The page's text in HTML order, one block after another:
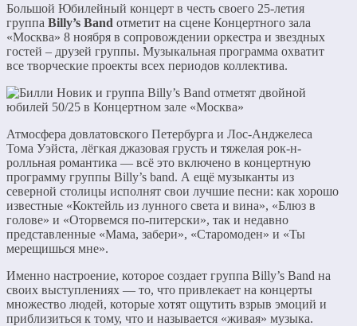
Большой Юбилейный концерт в честь своего 25-летия
группа Billy’s Band отметит на сцене Концертного зала
«Москва» 8 ноября в сопровождении оркестра и звездных
гостей – друзей группы. Музыкальная программа охватит
все творческие проекты всех периодов коллектива.
Атмосфера довлатовского Петербурга и Лос-Анджелеса
Тома Уэйста, лёгкая джазовая грусть и тяжелая рок-н-
ролльная романтика — всё это включено в концертную
программу группы Billy’s band. А ещё музыканты из
северной столицы исполнят свои лучшие песни: как хорошо
известные «Коктейль из лунного света и вина», «Блюз в
голове» и «Оторвемся по-питерски», так и недавно
представленные «Мама, забери», «Старомоден» и «Ты
мерещишься мне».
Именно настроение, которое создает группа Billy’s Band на
своих выступлениях — то, что привлекает на концерты
множество людей, которые хотят ощутить взрыв эмоций и
приблизиться к тому, что и называется «живая» музыка.